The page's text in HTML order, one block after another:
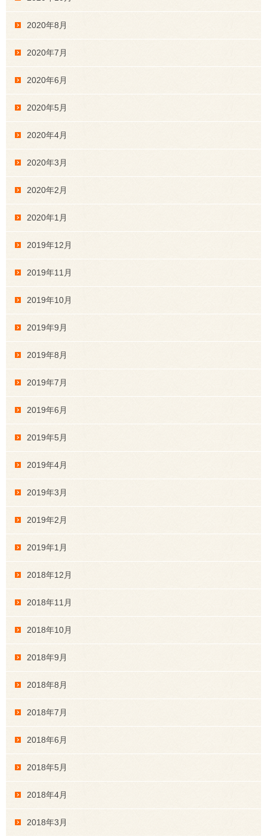
2020年8月
2020年7月
2020年6月
2020年5月
2020年4月
2020年3月
2020年2月
2020年1月
2019年12月
2019年11月
2019年10月
2019年9月
2019年8月
2019年7月
2019年6月
2019年5月
2019年4月
2019年3月
2019年2月
2019年1月
2018年12月
2018年11月
2018年10月
2018年9月
2018年8月
2018年7月
2018年6月
2018年5月
2018年4月
2018年3月